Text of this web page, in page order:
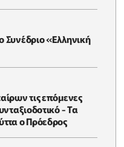
Συνέδριο «Ελληνική
τις επόμενες
- Τα
ο Πρόεδρος